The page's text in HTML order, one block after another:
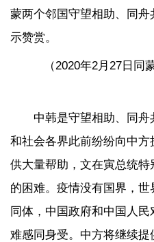
蒙两个邻国守望相助、同
示赞赏。
（2020年2月27日
中韩是守望相助、同
和社会各界此前纷纷向中
供大量帮助，文在寅总统
的困难。疫情没有国界，
同体，中国政府和中国人
难感同身受。中方将继续